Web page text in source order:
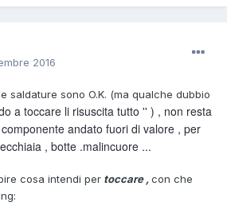
2016
saldature sono O.K. (ma qualche dubbio
a toccare li risuscita tutto '' ) , non resta
andato fuori di valore , per
, botte .malincuore ...
cosa intendi per toccare ,con che